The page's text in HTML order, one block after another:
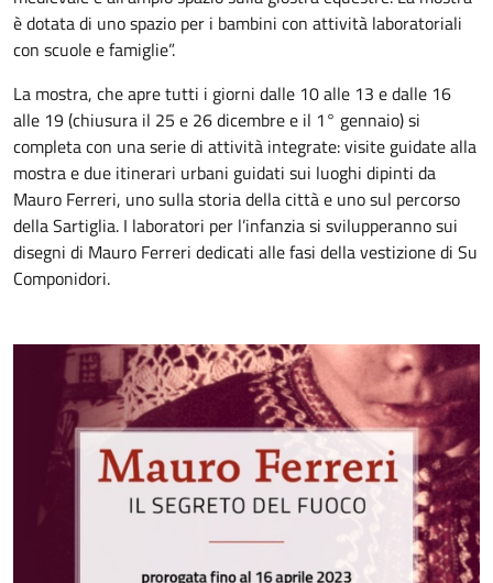
è dotata di uno spazio per i bambini con attività laboratoriali
con scuole e famiglie”.
La mostra, che apre tutti i giorni dalle 10 alle 13 e dalle 16
alle 19 (chiusura il 25 e 26 dicembre e il 1° gennaio) si
completa con una serie di attività integrate: visite guidate alla
mostra e due itinerari urbani guidati sui luoghi dipinti da
Mauro Ferreri, uno sulla storia della città e uno sul percorso
della Sartiglia. I laboratori per l’infanzia si svilupperanno sui
disegni di Mauro Ferreri dedicati alle fasi della vestizione di Su
Componidori.